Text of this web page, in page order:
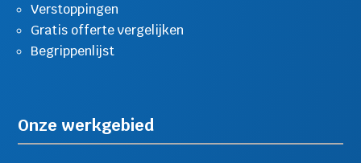
Verstoppingen
Gratis offerte vergelijken
Begrippenlijst
Onze werkgebied